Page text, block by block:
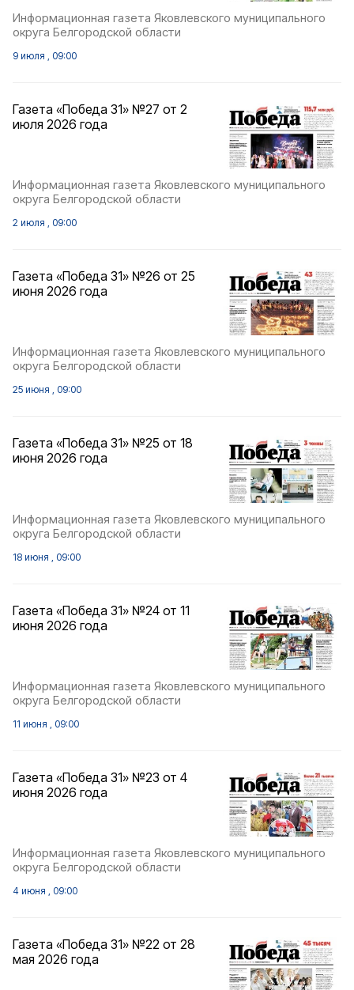
Информационная газета Яковлевского муниципального
округа Белгородской области
9 июля , 09:00
Газета «Победа 31» №27 от 2
июля 2026 года
Информационная газета Яковлевского муниципального
округа Белгородской области
2 июля , 09:00
Газета «Победа 31» №26 от 25
июня 2026 года
Информационная газета Яковлевского муниципального
округа Белгородской области
25 июня , 09:00
Газета «Победа 31» №25 от 18
июня 2026 года
Информационная газета Яковлевского муниципального
округа Белгородской области
18 июня , 09:00
Газета «Победа 31» №24 от 11
июня 2026 года
Информационная газета Яковлевского муниципального
округа Белгородской области
11 июня , 09:00
Газета «Победа 31» №23 от 4
июня 2026 года
Информационная газета Яковлевского муниципального
округа Белгородской области
4 июня , 09:00
Газета «Победа 31» №22 от 28
мая 2026 года